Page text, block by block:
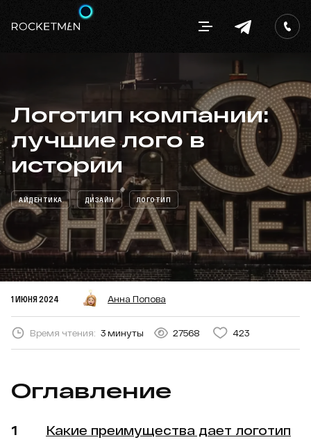
Логотип компании:
лучшие лого в
истории
АЙДЕНТИКА ДИЗАЙН ЛОГОТИП
1 ИЮНЯ 2024 Анна Попова
Время чтения: 3 минуты 27568 423
Оглавление
Какие преимущества дает логотип